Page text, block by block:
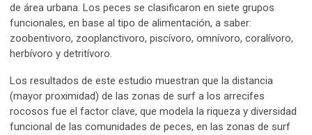
de área urbana. Los peces se clasificaron en siete grupos
funcionales, en base al tipo de alimentación, a saber:
zoobentivoro, zooplanctivoro, piscívoro, omnívoro, coralívoro,
herbívoro y detritívoro.
Los resultados de este estudio muestran que la distancia
(mayor proximidad) de las zonas de surf a los arrecifes
rocosos fue el factor clave, que modela la riqueza y diversidad
funcional de las comunidades de peces, en las zonas de surf